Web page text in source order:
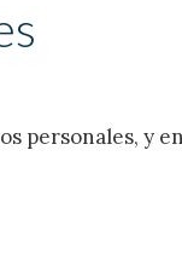
personales, y